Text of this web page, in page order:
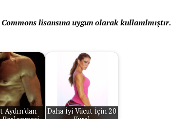
lisansına uygun olarak kullanılmıştır.
Aydın'dan
Daha İyi Vücut İçin 20